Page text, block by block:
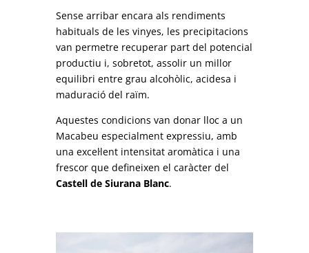
Sense arribar encara als rendiments
habituals de les vinyes, les precipitacions
van permetre recuperar part del potencial
productiu i, sobretot, assolir un millor
equilibri entre grau alcohòlic, acidesa i
maduració del raïm.
Aquestes condicions van donar lloc a un
Macabeu especialment expressiu, amb
una excel·lent intensitat aromàtica i una
frescor que defineixen el caràcter del
Castell de Siurana Blanc.